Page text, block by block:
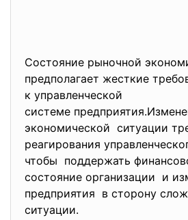
Состояние рыночной
предполагает жесткие
к управленческой
системе
экономической ситуации
реагирования
чтобы поддержать
состояние организации и
предприятия в сторону
ситуации.